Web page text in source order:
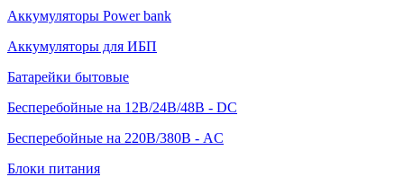
Аккумуляторы Power bank
Аккумуляторы для ИБП
Батарейки бытовые
Бесперебойные на 12В/24В/48В - DC
Бесперебойные на 220В/380В - AC
Блоки питания